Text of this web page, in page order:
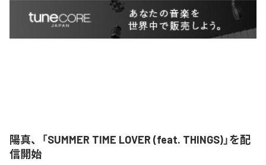
陽真、「SUMMER TIME LOVER (feat. THINGS)」を配
信開始